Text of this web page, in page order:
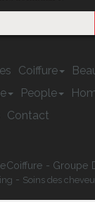
Coiffure
People
Contact
- Groupe
- Soins des